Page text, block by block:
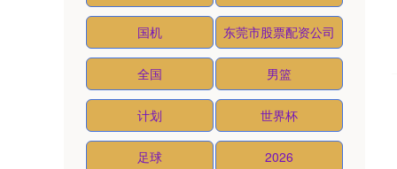
国机 东莞市股票配资公司
全国 男篮
计划 世界杯
足球 2026